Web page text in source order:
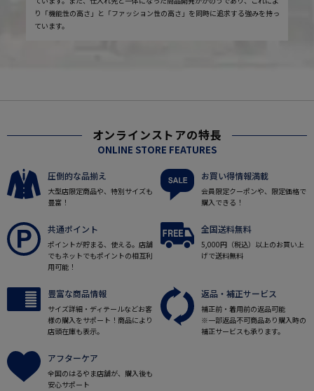
り「機能性の高さ」と「ファッション性の高さ」を同時に追求する強みを持っ
ています。
オンラインストアの特長
ONLINE STORE FEATURES
圧倒的な品揃え
大型店限定商品や、特別サイズも
豊富！
お買い得情報満載
会員限定クーポンや、限定価格で
購入できる！
共通ポイント
ポイントが貯まる、使える。店舗
でもネットでもポイントの相互利
用可能！
全国送料無料
5,000円（税込）以上のお買い上
げで送料無料
豊富な商品情報
サイズ詳細・ディテールなどお客
様の購入をサポート！商品により
店頭在庫も表示。
返品・補正サービス
補正前・着用前の返品可能
※一部返品不可商品あり購入時の
補正サービスも承ります。
アフターケア
全国のはるやま店舗が、購入後も
安心サポート